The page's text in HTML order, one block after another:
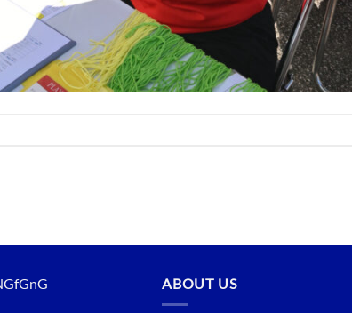
ABOUT US